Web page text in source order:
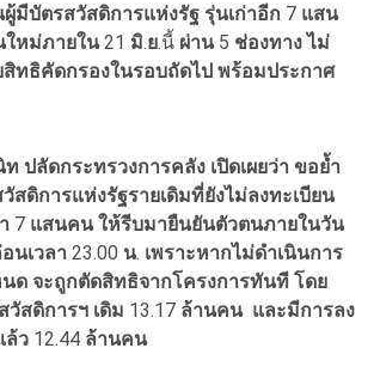
ผู้มีบัตรสวัสดิการแห่งรัฐ รุ่นเก่าอีก 7 แสน
หม่ภายใน21 มิ.ย.นี้ ผ่าน5 ช่องทาง ไม่
ทธิคัดกรองในรอบถัดไป พร้อมประกาศ
ท ปลัดกระทรวงการคลัง เปิดเผยว่า ขอย้ำ
สดิการแห่งรัฐรายเดิมที่ยังไม่ลงทะเบียน
7 แสนคน ให้รีบมายืนยันตัวตนภายในวัน
นเวลา 23.00 น. เพราะหากไม่ดำเนินการ
นด จะถูกตัดสิทธิจากโครงการทันที โดย
วัสดิการฯ เดิม 13.17 ล้านคน และมีการลง
ล้ว 12.44 ล้านคน